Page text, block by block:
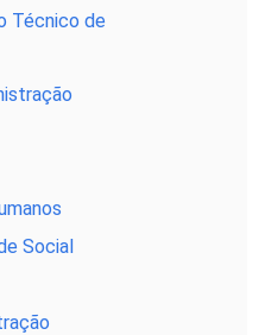
Técnico de
Social